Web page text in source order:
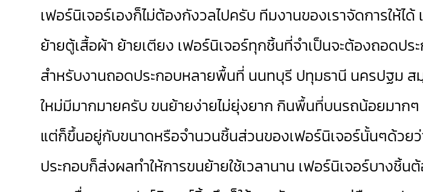
เฟอร์นิเจอร์เองก็ไม่ต้องกังวลไปครับ ทีมงานของเราจัดการให้
ย้ายตู้เสื้อผ้า ย้ายเตียง เฟอร์นิเจอร์ทุกชิ้นที่จำเป็นจะต้องถอดปร
สำหรับงานถอดประกอบหลายพื้นที่ นนทบุรี ปทุมธานี นครปฐม
ใหม่มีมากมายครับ ขนย้ายง่ายไม่ยุ่งยาก กินพื้นที่บนรถน้อยมากๆ
แต่ก็ขึ้นอยู่กับขนาดหรือจำนวนชิ้นส่วนของเฟอร์นิเจอร์นั้นๆด้วยว่
ประกอบก็ส่งผลทำให้การขนย้ายใช้เวลานาน เฟอร์นิเจอร์บางชิ้